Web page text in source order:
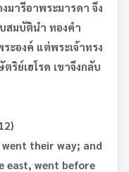
มารีอาพระมารดา จึง
สมบัตินำ ทองคำ
ะองค์ แต่พระเจ้าทรง
ริย์เฮโรด เขาจึงกลับ
their way; and
east, went before